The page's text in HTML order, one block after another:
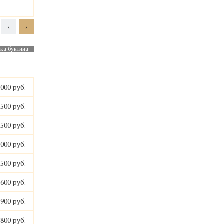
бунтина
‹ ›
руб.
руб.
руб.
руб.
руб.
руб.
руб.
руб.